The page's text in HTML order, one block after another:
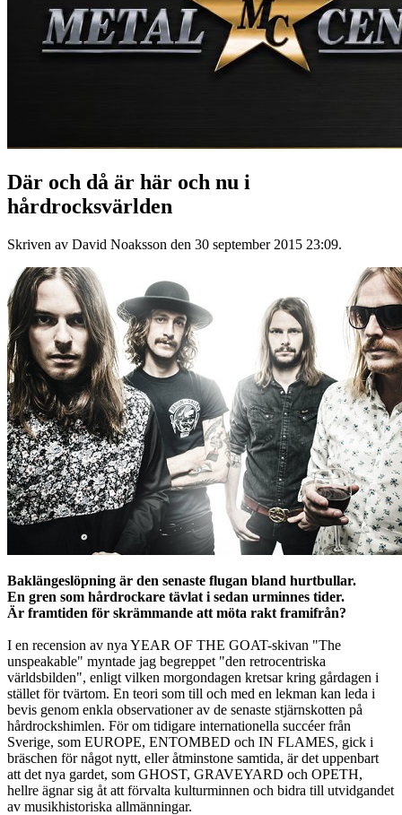
Där och då är här och nu i
hårdrocksvärlden
Skriven av David Noaksson den 30 september 2015 23:09.
Baklängeslöpning är den senaste flugan bland hurtbullar.
En gren som hårdrockare tävlat i sedan urminnes tider.
Är framtiden för skrämmande att möta rakt framifrån?
I en recension av nya YEAR OF THE GOAT-skivan "The
unspeakable" myntade jag begreppet "den retrocentriska
världsbilden", enligt vilken morgondagen kretsar kring gårdagen i
stället för tvärtom. En teori som till och med en lekman kan leda i
bevis genom enkla observationer av de senaste stjärnskotten på
hårdrockshimlen. För om tidigare internationella succéer från
Sverige, som EUROPE, ENTOMBED och IN FLAMES, gick i
bräschen för något nytt, eller åtminstone samtida, är det uppenbart
att det nya gardet, som GHOST, GRAVEYARD och OPETH,
hellre ägnar sig åt att förvalta kulturminnen och bidra till utvidgandet
av musikhistoriska allmänningar.